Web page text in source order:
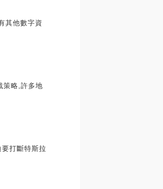
其他數字資
策略,許多地
打斷特斯拉